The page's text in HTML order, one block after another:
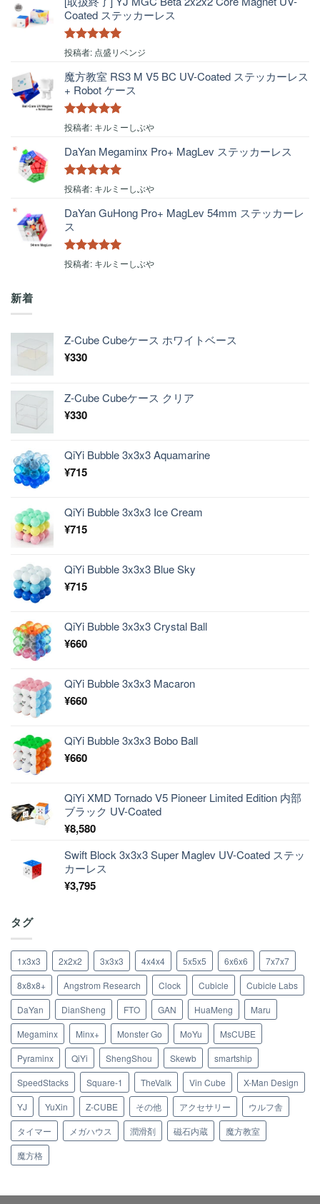
Coated ステッカーレス
5段階中5の
投稿者: 点盛リベンジ
魔方教室 RS3 M V5 BC UV-Coated ステッカーレス
+ Robot ケース
5段階中 5 の
投稿者: キルミーしぶや
DaYan Megaminx Pro+ MagLev ステッカーレス
5段階中 5 の
投稿者: キルミーしぶや
DaYan GuHong Pro+ MagLev 54mm ステッカーレ
ス
5段階中 5 の
投稿者: キルミーしぶや
新着
Z-Cube Cubeケース ホワイトベース
¥330
Z-Cube Cubeケース クリア
¥330
QiYi Bubble 3x3x3 Aquamarine
¥715
QiYi Bubble 3x3x3 Ice Cream
¥715
QiYi Bubble 3x3x3 Blue Sky
¥715
QiYi Bubble 3x3x3 Crystal Ball
¥660
QiYi Bubble 3x3x3 Macaron
¥660
QiYi Bubble 3x3x3 Bobo Ball
¥660
QiYi XMD Tornado V5 Pioneer Limited Edition 内部
ブラック UV-Coated
¥8,580
Swift Block 3x3x3 Super Maglev UV-Coated ステッ
カーレス
¥3,795
タグ
1x3x3 2x2x2 3x3x3 4x4x4 5x5x5 6x6x6
7x7x7
8x8x8+
Angstrom Research Clock Cubicle
Cubicle Labs
DaYan
DianSheng FTO GAN HuaMeng
Maru
Megaminx
Minx+ Monster Go MoYu
MsCUBE
Pyraminx
QiYi ShengShou Skewb
smartship
SpeedStacks
Square-1 TheValk Vin Cube
X-Man Design
YJ
YuXin Z-CUBE その他 アクセサリー
ウルフ舎
タイマー
メガハウス 潤滑剤 磁石内蔵
魔方教室
魔方格